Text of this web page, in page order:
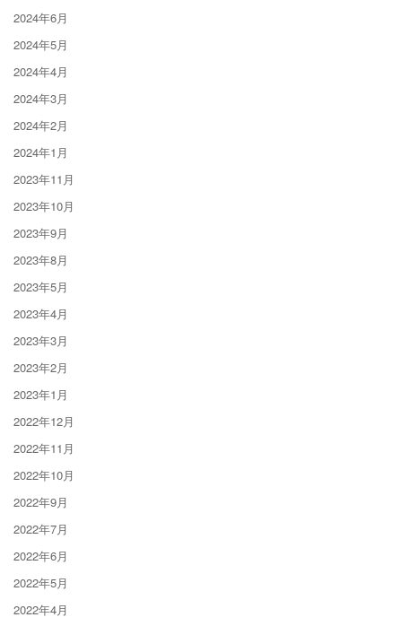
2024年6月
2024年5月
2024年4月
2024年3月
2024年2月
2024年1月
2023年11月
2023年10月
2023年9月
2023年8月
2023年5月
2023年4月
2023年3月
2023年2月
2023年1月
2022年12月
2022年11月
2022年10月
2022年9月
2022年7月
2022年6月
2022年5月
2022年4月